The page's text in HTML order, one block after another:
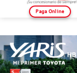
Paga Online